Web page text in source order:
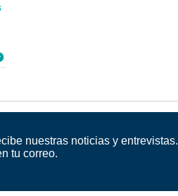
nuestras noticias y entrevistas.
tu correo.